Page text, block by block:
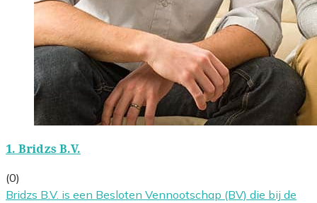
1. Bridzs B.V.
(0)
Bridzs B.V. is een Besloten Vennootschap (BV) die bij de